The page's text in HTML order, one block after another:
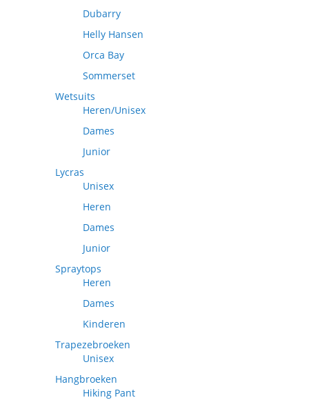
Dubarry
Helly Hansen
Orca Bay
Sommerset
Wetsuits
Heren/Unisex
Dames
Junior
Lycras
Unisex
Heren
Dames
Junior
Spraytops
Heren
Dames
Kinderen
Trapezebroeken
Unisex
Hangbroeken
Hiking Pant